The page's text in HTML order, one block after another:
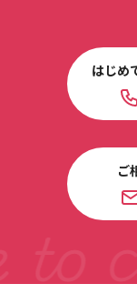
はじめ
ご